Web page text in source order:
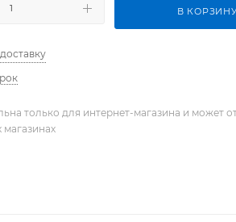
В
только для интернет-магазина и может
магазинах